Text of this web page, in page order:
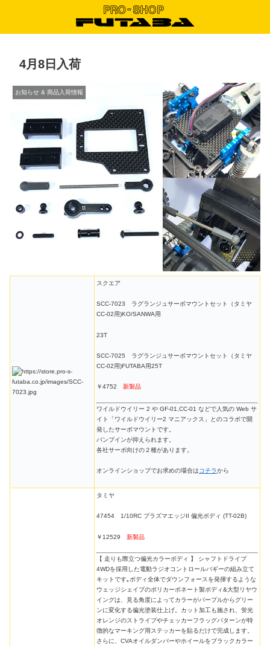
4月8日入荷
お知らせ & 商品入荷情報
スクエア
SCC-7023 ラグランジュサーボマウントセット（タミヤ
CC-02用)KO/SANWA用
23T
SCC-7025 ラグランジュサーボマウントセット（タミヤ
CC-02用)FUTABA用25T
￥4752 新製品
ワイルドウイリー 2 や GF-01,CC-01 などで人気の Web サ
イト「ワイルドウイリー2 マニアックス」とのコラボで開
発したサーボマウントです。
バンプインが抑えられます。
各社サーボ向けの２種があります。
オンラインショップでお求めの場合はコチラから
タミヤ
47454 1/10RC プラズマエッジII 偏光ボディ (TT-02B)
￥12529 新製品
【 走りも際立つ偏光カラーボディ 】 シャフトドライブ
4WDを採用した電動ラジオコントロールバギーの組み立て
キットです｡ボディ全体でダウンフォースを発揮するような
ウェッジシェイプのポリカーボネート製ボディ&大型リヤウ
イングは、見る角度によってカラーがパープルからグリー
ンに変化する偏光塗装仕上げ。カット加工も施され、蛍光
オレンジのストライプやチェッカーフラッグパターンが特
徴的なマーキング用ステッカーを貼るだけで完成します。
さらに、CVAオイルダンパーやホイールをブラックカラー